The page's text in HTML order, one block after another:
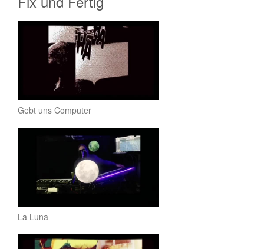
Gebt uns Computer
La Luna